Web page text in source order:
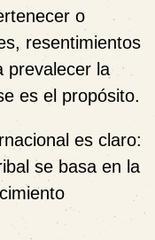
o
resentimientos
prevalecer la
es el propósito.
es claro:
se basa en la